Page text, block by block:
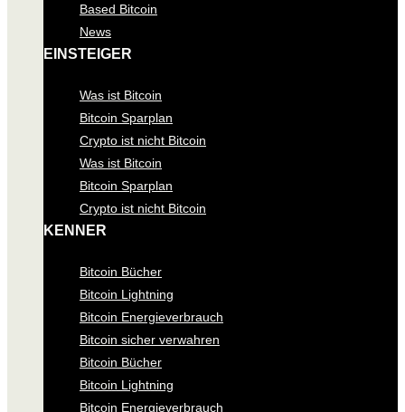
Based Bitcoin
News
EINSTEIGER
Was ist Bitcoin
Bitcoin Sparplan
Crypto ist nicht Bitcoin
Was ist Bitcoin
Bitcoin Sparplan
Crypto ist nicht Bitcoin
KENNER
Bitcoin Bücher
Bitcoin Lightning
Bitcoin Energieverbrauch
Bitcoin sicher verwahren
Bitcoin Bücher
Bitcoin Lightning
Bitcoin Energieverbrauch